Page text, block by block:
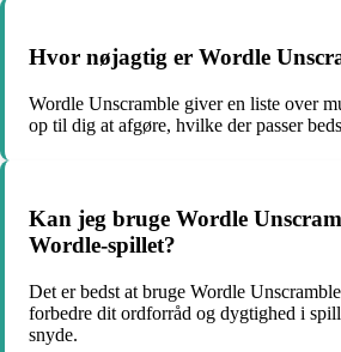
Hvor nøjagtig er Wordle
Wordle Unscramble giver en liste over
op til dig at afgøre, hvilke der passer
Kan jeg bruge Wordle
Wordle-spillet?
Det er bedst at bruge Wordle
forbedre dit ordforråd og dygtighed i
snyde.